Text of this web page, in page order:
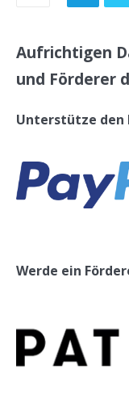
Aufrichtigen
und Förderer
Unterstütze
Werde ein